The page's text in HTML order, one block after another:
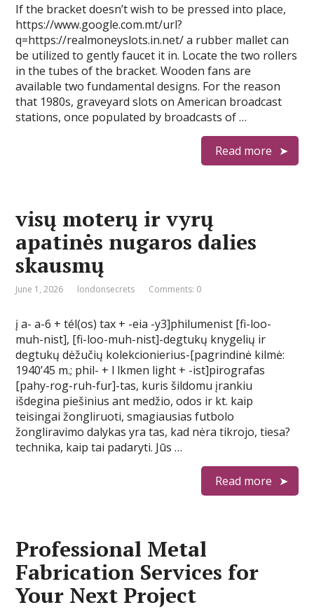
If the bracket doesn’t wish to be pressed into place,
https://www.google.com.mt/url?
q=https://realmoneyslots.in.net/ a rubber mallet can
be utilized to gently faucet it in. Locate the two rollers
in the tubes of the bracket. Wooden fans are
available two fundamental designs. For the reason
that 1980s, graveyard slots on American broadcast
stations, once populated by broadcasts of …
Read more
visų moterų ir vyrų
apatinės nugaros dalies
skausmų
June 1, 2026 londonsecrets Comments: 0
į a- a-6 + tél(os) tax + -eia -y3]philumenist [fi-loo-
muh-nist], [fi-loo-muh-nist]-degtukų knygelių ir
degtukų dėžučių kolekcionierius-[pagrindinė kilmė:
1940’45 m.; phil- + l lkmen light + -ist]pirografas
[pahy-rog-ruh-fur]-tas, kuris šildomu įrankiu
išdegina piešinius ant medžio, odos ir kt. kaip
teisingai žongliruoti, smagiausias futbolo
žongliravimo dalykas yra tas, kad nėra tikrojo, tiesa?
technika, kaip tai padaryti. Jūs …
Read more
Professional Metal
Fabrication Services for
Your Next Project